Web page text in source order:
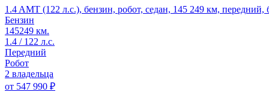
1.4 AMT (122 л.с.), бензин, робот, седан, 145 249 км, передний,
Бензин
145249 км.
1.4 / 122 л.с.
Передний
Робот
2 владельца
от 547 990 ₽